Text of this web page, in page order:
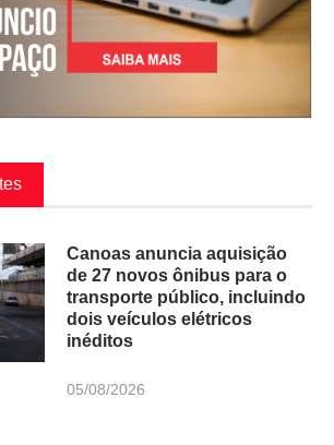
Canoas anuncia aquisição
de 27 novos ônibus para o
transporte público, incluindo
dois veículos elétricos
inéditos
05/08/2026